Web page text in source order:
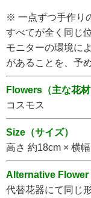
※ 一点ずつ手作り
すべてが全く同じ
モニターの環境に
があることを、予
Flowers（主な花材
コスモス
Size（サイズ）
高さ 約18cm × 横
Alternative Flower
代替花器にて同じ